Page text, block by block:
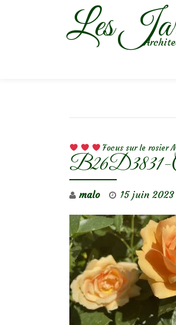
Les
Focus sur le rosier
malo 15 juin 2023